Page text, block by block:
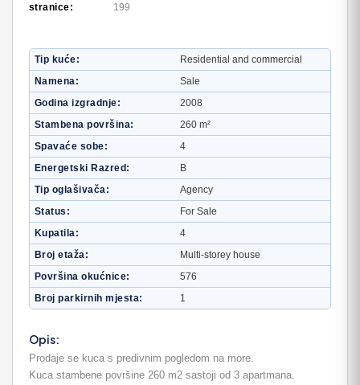
stranice:
199
Tip kuće
Residential and commercial
Namena
Sale
Godina izgradnje
2008
Stambena površina
260 m²
Spavaće sobe
4
Energetski Razred
B
Tip oglašivača
Agency
Status
For Sale
Kupatila
4
Broj etaža
Multi-storey house
Površina okućnice
576
Broj parkirnih mjesta
1
Opis:
Prodaje se kuca s predivnim pogledom na more.
Kuca stambene površine 260 m2 sastoji od 3 apartmana.